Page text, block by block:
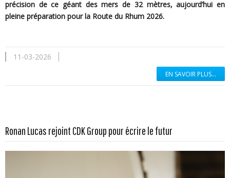
précision de ce géant des mers de 32 mètres, aujourd’hui en
pleine préparation pour la Route du Rhum 2026.
11-03-2026
EN SAVOIR PLUS...
Ronan Lucas rejoint CDK Group pour écrire le futur